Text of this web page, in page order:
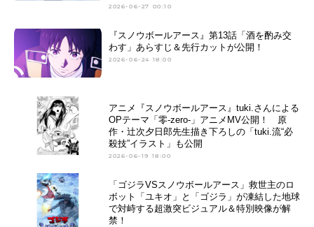
2026-06-27 00:10
『スノウボールアース』第13話「酒を酌み交
わす」あらすじ＆先行カットが公開！
2026-06-24 18:00
アニメ『スノウボールアース』tuki.さんによる
OPテーマ「零-zero-」アニメMV公開！ 原
作・辻次夕日郎先生描き下ろしの「tuki.流“必
殺技”イラスト」も公開
2026-06-19 18:00
「ゴジラVSスノウボールアース」救世主のロ
ボット「ユキオ」と「ゴジラ」が凍結した地球
で対峙する超激突ビジュアル＆特別映像が解
禁！